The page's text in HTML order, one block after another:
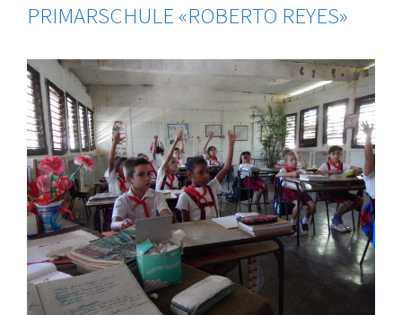
PRIMARSCHULE «ROBERTO REYES»